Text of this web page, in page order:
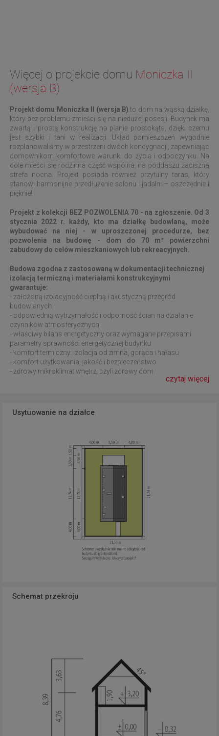
Więcej o projekcie domu Moniczka II
(wersja B)
Projekt domu Moniczka II (wersja B)to dom na wąską działkę,
który bez problemu zmieści się na niedużej posesji. Budynek ma
zwartą i prostą konstrukcję na planie prostokąta, dzięki czemu
jest szybki i tani w realizacji. Układ pomieszczeń wygodnie
rozplanowaliśmy w przestrzeni dwóch kondygnacji, zapewniając
domownikom komfortowe warunki do życia i odpoczynku. Na
dole mieści się rodzinna część wspólna, na poddaszu zaciszna
strefa nocna. Projekt posiada również przytulny taras, który
stanowi harmonijne przedłużenie salonu i jadalni – oszczędnie i
pięknie!
Projekt z kolekcji BEZ POZWOLENIA 70 - na zgłoszenie. Od 3
stycznia 2022 r. każdy, kto ma działkę budowlaną, może
wybudować na niej - w uproszczonej procedurze, bez
pozwolenia na budowę - dom do 70 m² powierzchni
zabudowy do celów mieszkaniowych lub rekreacyjnych.
Budowa zgodna z zastosowaną w dokumentacji technicznej
izolacją termiczną i materiałami konstrukcyjnymi
gwarantuje:
- założoną izolacyjność cieplną i akustyczną przegród
budowlanych
- odpowiednią wytrzymałość i odporność ścian na działanie
czynników atmosferycznych
- właściwy bilans energetyczny oraz wymagane przepisami
parametry sprawności energetycznej budynku
- komfort termiczny: izolacja od zimna, gorąca i hałasu
- komfort użytkowania, jakość i bezpieczeństwo
- zdrowy mikroklimat wnętrz, czyli zdrowy dom
czytaj więcej
Usytuowanie na działce
Schemat przekroju